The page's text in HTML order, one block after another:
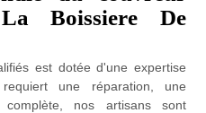
Boissiere De
est dotée d'une expertise
une réparation, une
nos artisans sont